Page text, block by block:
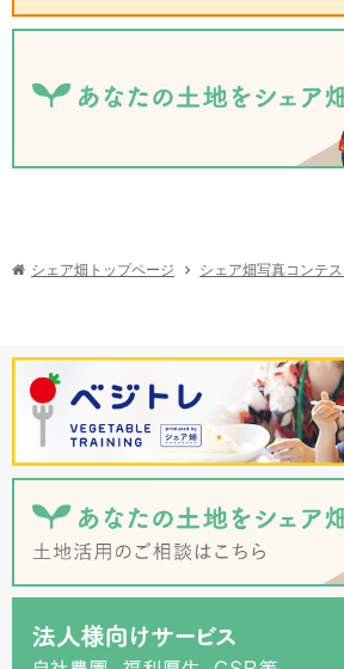
シェア畑トップページ シェア畑写真コンテ